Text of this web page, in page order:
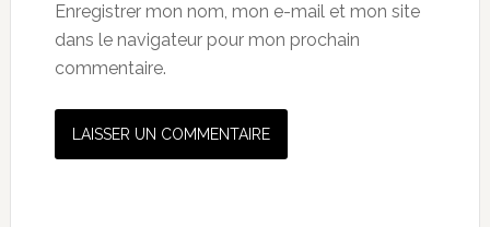
Enregistrer mon nom, mon e-mail et mon site
dans le navigateur pour mon prochain
commentaire.